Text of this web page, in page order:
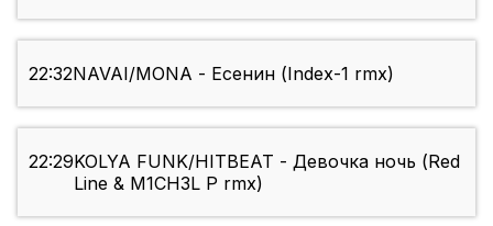
22:32NAVAI/MONA - Есенин (Index-1 rmx)
22:29KOLYA FUNK/HITBEAT - Девочка ночь (Red
Line & M1CH3L P rmx)